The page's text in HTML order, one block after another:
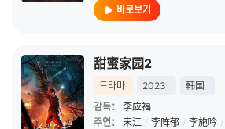
바로보기
甜蜜家园2
드라마 2023
韩国
감독：
李应福
주연：
宋江 / 李阵郁 / 李施吟 /